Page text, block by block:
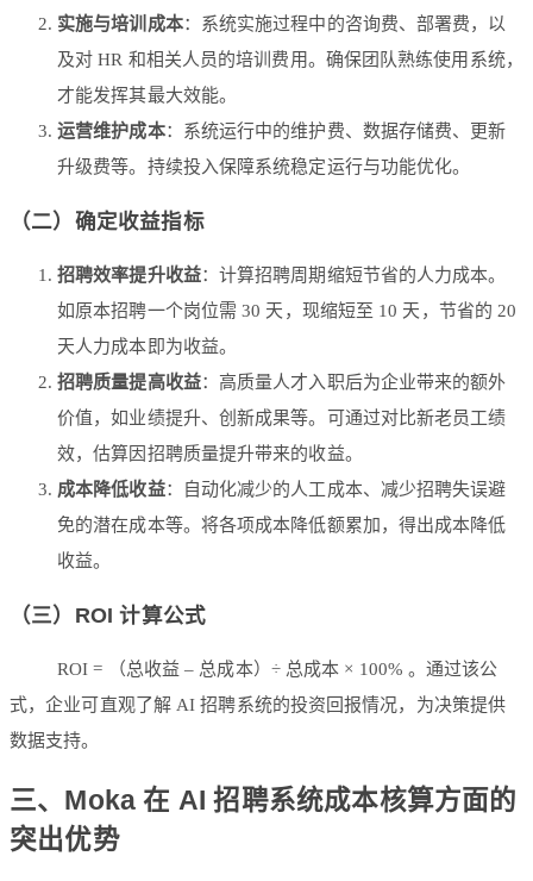
实施与培训成本：系统实施过程中的咨询费、部署费，以
及对 HR 和相关人员的培训费用。确保团队熟练使用系统，
才能发挥其最大效能。
运营维护成本：系统运行中的维护费、数据存储费、更新
升级费等。持续投入保障系统稳定运行与功能优化。
（二）确定收益指标
招聘效率提升收益：计算招聘周期缩短节省的人力成本。
如原本招聘一个岗位需 30 天，现缩短至 10 天，节省的 20
天人力成本即为收益。
招聘质量提高收益：高质量人才入职后为企业带来的额外
价值，如业绩提升、创新成果等。可通过对比新老员工绩
效，估算因招聘质量提升带来的收益。
成本降低收益：自动化减少的人工成本、减少招聘失误避
免的潜在成本等。将各项成本降低额累加，得出成本降低
收益。
（三）ROI 计算公式
ROI = （总收益 – 总成本）÷ 总成本 × 100% 。通过该公
式，企业可直观了解 AI 招聘系统的投资回报情况，为决策提供
数据支持。
三、Moka 在 AI 招聘系统成本核算方面的
突出优势